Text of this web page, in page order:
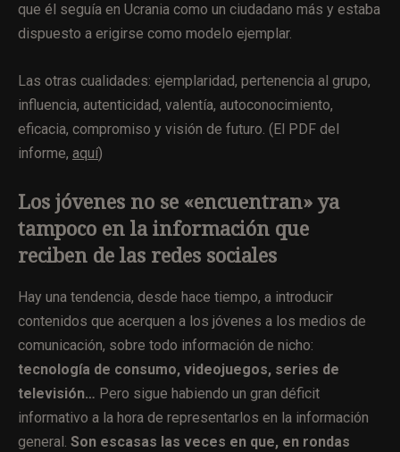
que él seguía en Ucrania como un ciudadano más y estaba
dispuesto a erigirse como modelo ejemplar.
Las otras cualidades: ejemplaridad, pertenencia al grupo,
influencia, autenticidad, valentía, autoconocimiento,
eficacia, compromiso y visión de futuro. (El PDF del
informe, aquí)
Los jóvenes no se «encuentran» ya
tampoco en la información que
reciben de las redes sociales
Hay una tendencia, desde hace tiempo, a introducir
contenidos que acerquen a los jóvenes a los medios de
comunicación, sobre todo información de nicho:
tecnología de consumo, videojuegos, series de
televisión… Pero sigue habiendo un gran déficit
informativo a la hora de representarlos en la información
general. Son escasas las veces en que, en rondas